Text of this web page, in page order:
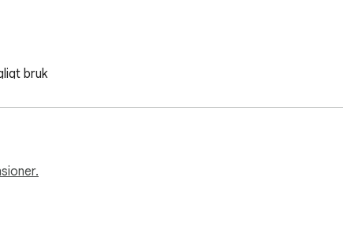
bruk
pdf-textutdragare
innehåller handskriven text, komplexa layouter eller blandat